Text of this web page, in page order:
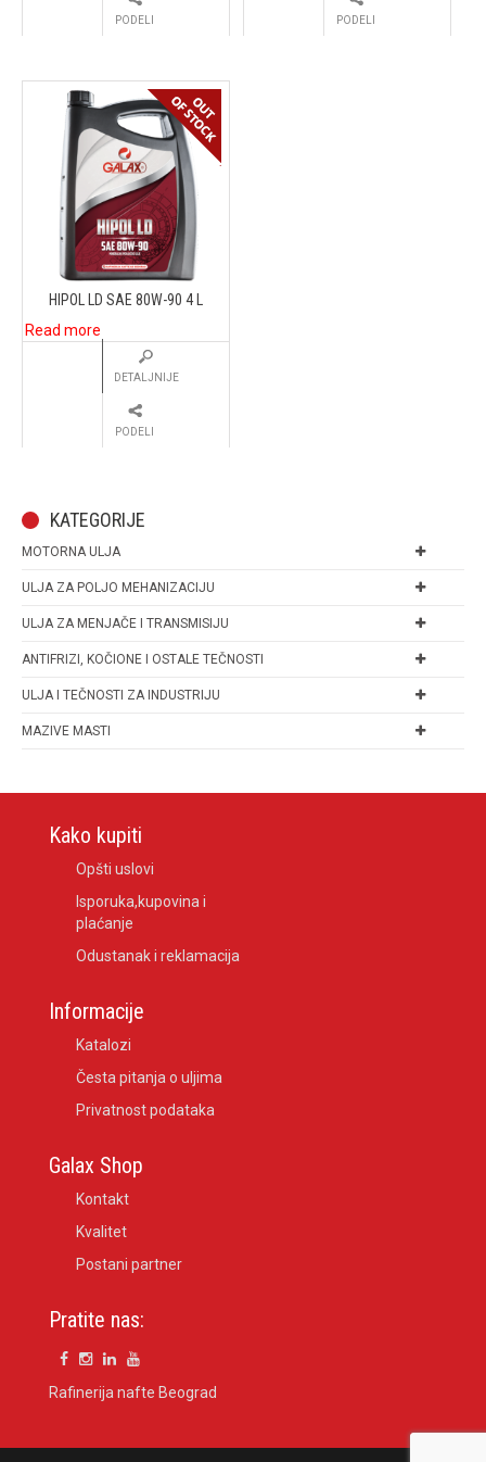
PODELI PODELI
HIPOL LD SAE 80W-90 4 L
Read more
DETALJNIJE
PODELI
KATEGORIJE
MOTORNA ULJA
ULJA ZA POLJO MEHANIZACIJU
ULJA ZA MENJAČE I TRANSMISIJU
ANTIFRIZI, KOČIONE I OSTALE TEČNOSTI
ULJA I TEČNOSTI ZA INDUSTRIJU
MAZIVE MASTI
Kako kupiti
Opšti uslovi
Isporuka,kupovina i
plaćanje
Odustanak i reklamacija
Informacije
Katalozi
Česta pitanja o uljima
Privatnost podataka
Galax Shop
Kontakt
Kvalitet
Postani partner
Pratite nas:
Rafinerija nafte Beograd